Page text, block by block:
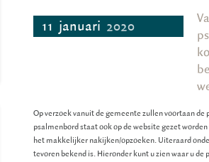
11 januari 2020
Op verzoek vanuit de gemeente zullen voortaan
psalmenbord staat ook op de website gezet
het makkelijker nakijken/opzoeken. Uiteraard
tevoren bekend is. Hieronder kunt u zien waar u